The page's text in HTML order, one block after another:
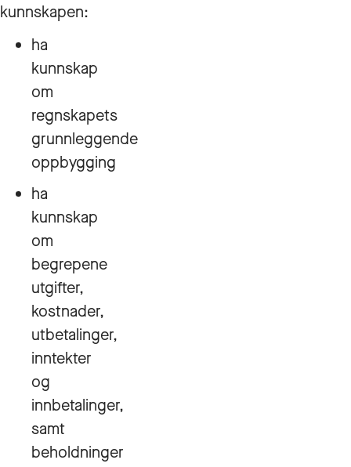
kunnskapen:
ha
kunnskap
om
regnskapets
grunnleggende
oppbygging
ha
kunnskap
om
begrepene
utgifter,
kostnader,
utbetalinger,
inntekter
og
innbetalinger,
samt
beholdninger